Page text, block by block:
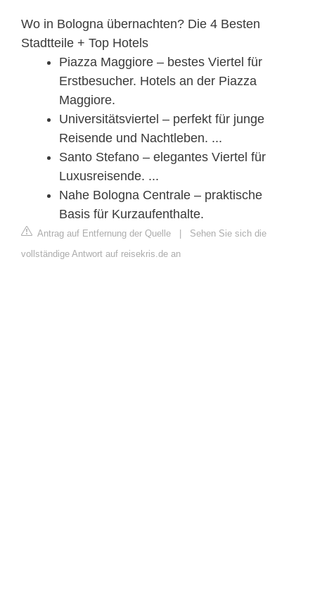
Wo in Bologna übernachten? Die 4 Besten
Stadtteile + Top Hotels
Piazza Maggiore – bestes Viertel für
Erstbesucher. Hotels an der Piazza
Maggiore.
Universitätsviertel – perfekt für junge
Reisende und Nachtleben. ...
Santo Stefano – elegantes Viertel für
Luxusreisende. ...
Nahe Bologna Centrale – praktische
Basis für Kurzaufenthalte.
Antrag auf Entfernung der Quelle | Sehen Sie sich die
vollständige Antwort auf reisekris.de an